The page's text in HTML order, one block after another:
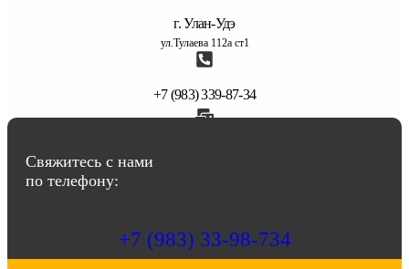
г. Улан-Удэ
ул.Тулаева 112а ст1
+7 (983) 339-87-34
Свяжитесь с нами
по телефону:
+7 (983) 33-98-734